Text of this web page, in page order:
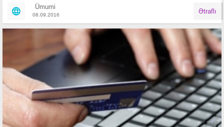
Ümumi
08.09.2016 Ətraflı